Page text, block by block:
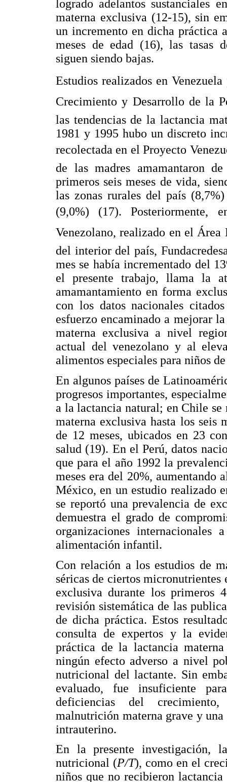
logrado adelantos sustanciales
materna exclusiva (12-15), sin
un incremento en dicha práctica
meses de edad (16), las tasas
siguen siendo bajas.
Estudios realizados en
Crecimiento y Desarrollo de la
las tendencias de la lactancia
1981 y 1995 hubo un discreto
recolectada en el Proyecto
de las madres amamantaron
primeros seis meses de vida,
las zonas rurales del país
(9,0%) (17). Posteriormente,
Venezolano, realizado en el
del interior del país,
mes se había incrementado del
el presente trabajo, llama la
amamantamiento en forma
con los datos nacionales
esfuerzo encaminado a mejorar
materna exclusiva a nivel
actual del venezolano y al
alimentos especiales para niños
En algunos países de
progresos importantes,
a la lactancia natural; en Chile
materna exclusiva hasta los seis
de 12 meses, ubicados en 23
salud (19). En el Perú, datos
que para el año 1992 la
meses era del 20%, aumentando
México, en un estudio realizado
se reportó una prevalencia de
demuestra el grado de
organizaciones
alimentación infantil.
Con relación a los estudios de
séricas de ciertos
exclusiva durante los
revisión sistemática de las
de dicha práctica. Estos
consulta de expertos y la
práctica de la lactancia
ningún efecto adverso a nivel
nutricional del lactante. Sin
evaluado, fue insuficiente
deficiencias del
malnutrición materna grave y
intrauterino.
En la presente investigación,
nutricional (P/T), como en el
niños que no recibieron